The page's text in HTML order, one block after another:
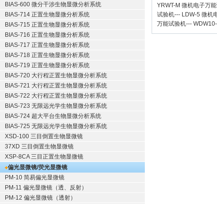
BIAS-600 微分干涉生物显微分析系统
BIAS-714 正置生物显微分析系统
BIAS-715 正置生物显微分析系统
BIAS-716 正置生物显微分析系统
BIAS-717 正置生物显微分析系统
BIAS-718 正置生物显微分析系统
BIAS-719 正置生物显微分析系统
BIAS-720 大行程正置生物显微分析系统
BIAS-721 大行程正置生物显微分析系统
BIAS-722 大行程正置生物显微分析系统
BIAS-723 无限远光学生物显微分析系统
BIAS-724 超大平台生物显微分析系统
BIAS-725 无限远光学生物显微分析系统
XSD-100 三目倒置生物显微镜
37XD 三目倒置生物显微镜
XSP-8CA 三目正置生物显微镜
偏光显微镜/荧光显微镜
PM-10 简易偏光显微镜
PM-11 偏光显微镜（透、反射）
PM-12 偏光显微镜（透射）
YRWT-M 微机电子万
试验机--- LDW-5 微机
万能试验机---